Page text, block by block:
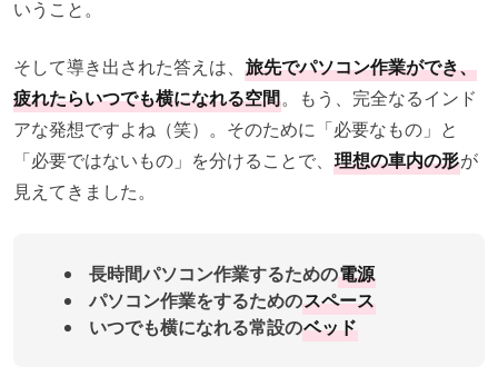
いうこと。
そして導き出された答えは、 旅先でパソコン作業ができ、
疲れたらいつでも横になれる空間。もう、完全なるインド
アな発想ですよね（笑）。そのために「必要なもの」と
「必要ではないもの」を分けることで、 理想の車内の形が
見えてきました。
長時間パソコン作業するための電源
パソコン作業をするためのスペース
いつでも横になれる常設のベッド